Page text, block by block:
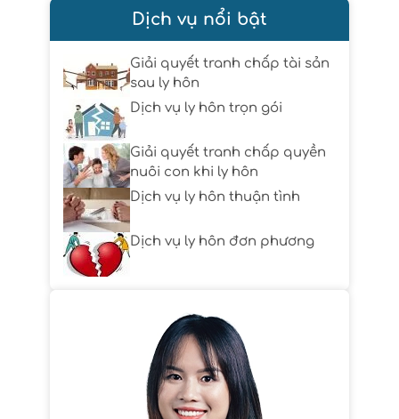
Dịch vụ nổi bật
Giải quyết tranh chấp tài sản
sau ly hôn
Dịch vụ ly hôn trọn gói
Giải quyết tranh chấp quyền
nuôi con khi ly hôn
Dịch vụ ly hôn thuận tình
Dịch vụ ly hôn đơn phương